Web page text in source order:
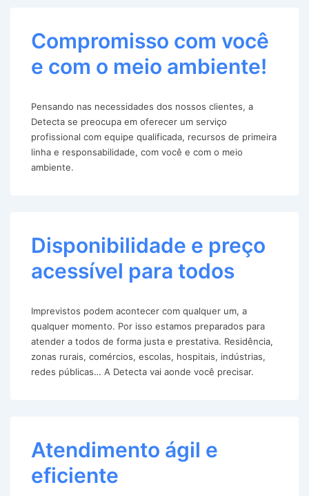
Compromisso com você
e com o meio ambiente!
Pensando nas necessidades dos nossos clientes, a
Detecta se preocupa em oferecer um serviço
profissional com equipe qualificada, recursos de primeira
linha e responsabilidade, com você e com o meio
ambiente.
Disponibilidade e preço
acessível para todos
Imprevistos podem acontecer com qualquer um, a
qualquer momento. Por isso estamos preparados para
atender a todos de forma justa e prestativa. Residência,
zonas rurais, comércios, escolas, hospitais, indústrias,
redes públicas… A Detecta vai aonde você precisar.
Atendimento ágil e
eficiente